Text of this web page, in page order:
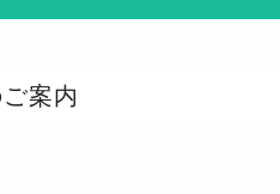
案内